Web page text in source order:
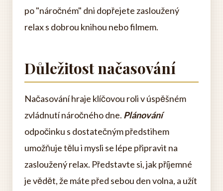
po "náročném" dni dopřejete zasloužený
relax s dobrou knihou nebo filmem.
Důležitost načasování
Načasování hraje klíčovou roli v úspěšném
zvládnutí náročného dne. Plánování
odpočinku s dostatečným předstihem
umožňuje tělu i mysli se lépe připravit na
zasloužený relax. Představte si, jak příjemné
je vědět, že máte před sebou den volna, a užít